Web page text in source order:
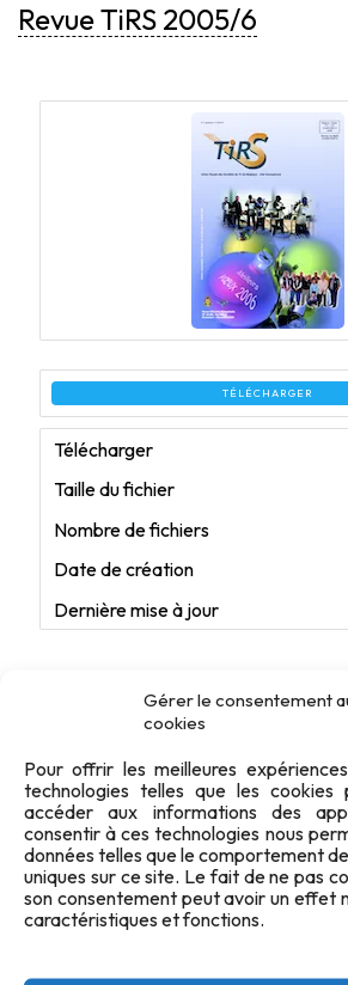
Gérer le consentement
cookies
Pour offrir les meilleures
technologies telles que les
accéder aux informations des
consentir à ces technologies nous
données telles que le comportement
uniques sur ce site. Le fait de ne pas
son consentement peut avoir un effet
caractéristiques et fonctions.
Revue TiRS 2005/6
TÉLÉCHARGER
Télécharger
Taille du fichier
Nombre de fichiers
Date de création
Dernière mise à jour
Revue TiRS 2005/6